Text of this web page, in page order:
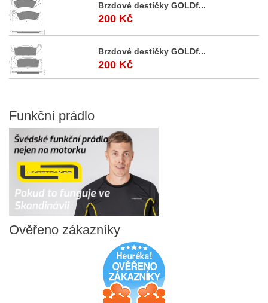
Brzdové destičky GOLDf...
200 Kč
Brzdové destičky GOLDf...
200 Kč
Funkční prádlo
Ověřeno zákazníky